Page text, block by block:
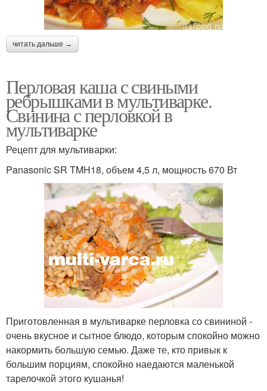
читать дальше →
Перловая каша с свиными
ребрышками в мультиварке.
Свинина с перловкой в
мультиварке
Рецепт для мультиварки:
Panasonic SR TMH18, объем 4,5 л, мощность 670 Вт
Приготовленная в мультиварке перловка со свининой -
очень вкусное и сытное блюдо, которым спокойно можно
накормить большую семью. Даже те, кто привык к
большим порциям, спокойно наедаются маленькой
тарелочкой этого кушанья!